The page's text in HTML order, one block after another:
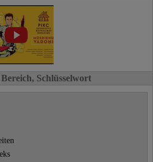
Schlüsselwort